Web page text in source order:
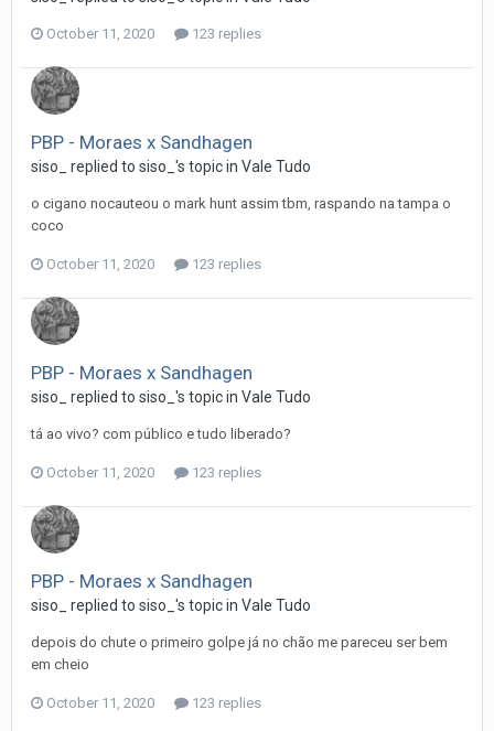
October 11, 2020 123 replies
PBP - Moraes x Sandhagen
siso_ replied to siso_ 's topic in Vale Tudo
o cigano nocauteou o mark hunt assim tbm, raspando na tampa o
coco
October 11, 2020 123 replies
PBP - Moraes x Sandhagen
siso_ replied to siso_ 's topic in Vale Tudo
tá ao vivo? com público e tudo liberado?
October 11, 2020 123 replies
PBP - Moraes x Sandhagen
siso_ replied to siso_ 's topic in Vale Tudo
depois do chute o primeiro golpe já no chão me pareceu ser bem
em cheio
October 11, 2020 123 replies